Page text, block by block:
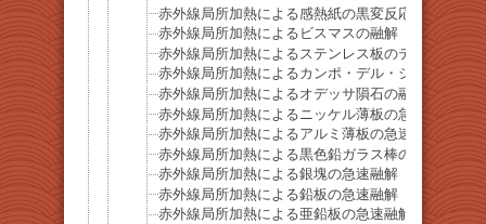
赤外線局所加熱による感熱紙の黒変反応
赤外線局所加熱によるビスマスの融解
赤外線局所加熱によるステンレス板のテンパーカ
赤外線局所加熱によるカンポ・デル・シエロ隕石の
赤外線局所加熱によるオデッサ隕石の融解
赤外線局所加熱によるニッケル薄板の急速融解
赤外線局所加熱によるアルミ薄板の急速融解
赤外線局所加熱による黒色鉛ガラス棒の急速融解
赤外線局所加熱による銀塊の急速融解
赤外線局所加熱による鉛板の急速融解
赤外線局所加熱による亜鉛板の急速融解